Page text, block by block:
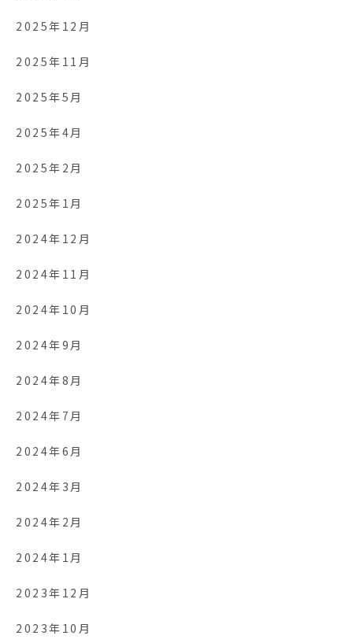
2025年12月
2025年11月
2025年5月
2025年4月
2025年2月
2025年1月
2024年12月
2024年11月
2024年10月
2024年9月
2024年8月
2024年7月
2024年6月
2024年3月
2024年2月
2024年1月
2023年12月
2023年10月